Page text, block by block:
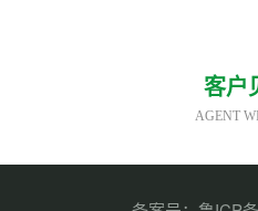
客户
AGENT